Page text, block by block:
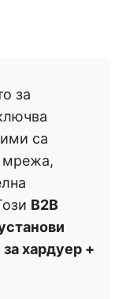
за
са
мрежа,
B2B
хардуер +